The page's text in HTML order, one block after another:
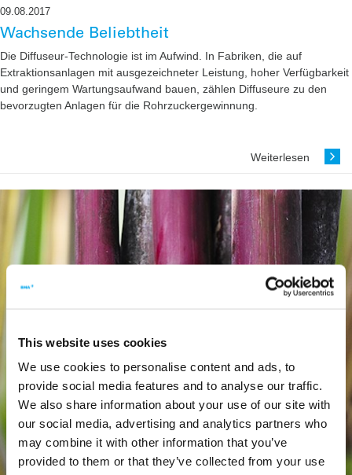
This website uses cookies
We use cookies to personalise content and ads, to
provide social media features and to analyse our traffic.
We also share information about your use of our site with
our social media, advertising and analytics partners who
may combine it with other information that you’ve
provided to them or that they’ve collected from your use
09.08.2017
Wachsende Beliebtheit
Die Diffuseur-Technologie ist im Aufwind. In Fabriken, die auf
Extraktionsanlagen mit ausgezeichneter Leistung, hoher Verfügbarkeit
und geringem Wartungsaufwand bauen, zählen Diffuseure zu den
bevorzugten Anlagen für die Rohrzuckergewinnung.
Weiterlesen